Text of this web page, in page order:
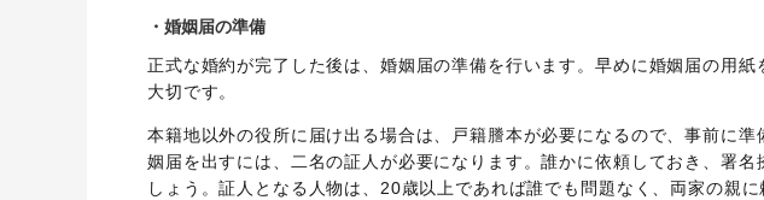
・婚姻届の準備
正式な婚約が完了した後は、婚姻届の準備を行います。早めに婚姻届の用
大切です。
本籍地以外の役所に届け出る場合は、戸籍謄本が必要になるので、事前に
姻届を出すには、二名の証人が必要になります。誰かに依頼しておき、署
しょう。証人となる人物は、20歳以上であれば誰でも問題なく、両家の親に